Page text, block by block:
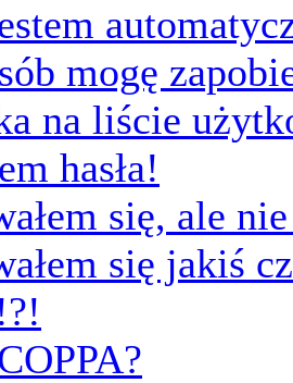
mogę
na liście
hasła!
się, ale
się jakiś